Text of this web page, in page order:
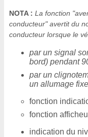
NOTA : La fonction
conducteur" avertit du
conducteur lorsque le
par un signal
bord) pendant
par un
un allumage
fonction
fonction
indication du